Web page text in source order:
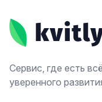
Сервис, где есть
уверенного